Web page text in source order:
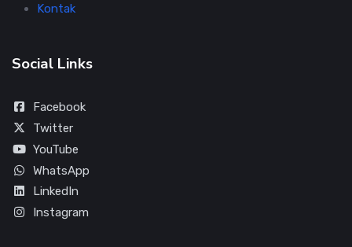
Kontak
Social Links
Facebook
Twitter
YouTube
WhatsApp
LinkedIn
Instagram